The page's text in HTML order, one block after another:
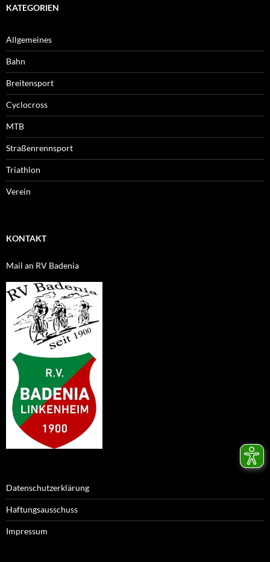
KATEGORIEN
Allgemeines
Bahn
Breitensport
Cyclocross
MTB
Straßenrennsport
Triathlon
Verein
KONTAKT
Mail an RV Badenia
Datenschutzerklärung
Haftungsausschuss
Impressum